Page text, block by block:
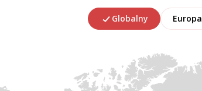
Globalny Europa